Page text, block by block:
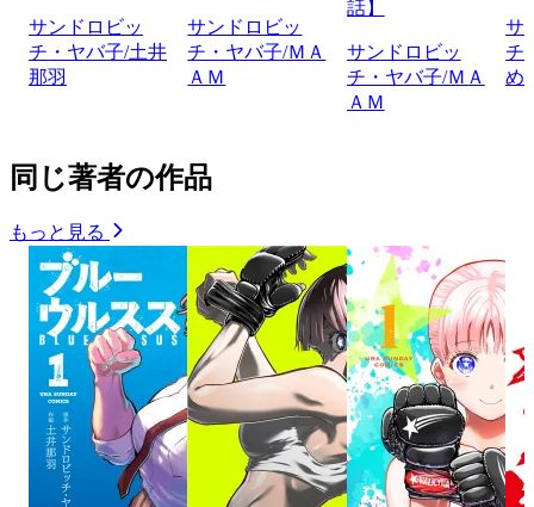
サンドロビッ
チ・ヤバ子/土井
那羽
サンドロビッ
チ・ヤバ子/ＭＡ
ＡＭ
話】
サンドロビッ
チ・ヤバ子/ＭＡ
ＡＭ
サ
チ
め
同じ著者の作品
もっと見る